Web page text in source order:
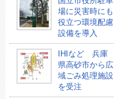
場に災害時にも
役立つ環境配慮
設備を導入
IHIなど 兵庫
県高砂市から広
域ごみ処理施設
を受注